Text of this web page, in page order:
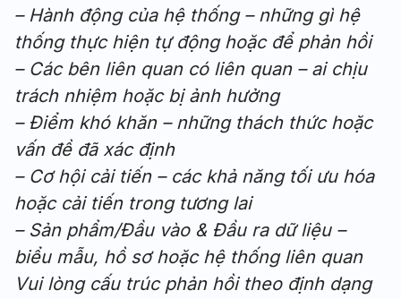
– Hành động của hệ thống – những gì hệ
thống thực hiện tự động hoặc để phản hồi
– Các bên liên quan có liên quan – ai chịu
trách nhiệm hoặc bị ảnh hưởng
– Điểm khó khăn – những thách thức hoặc
vấn đề đã xác định
– Cơ hội cải tiến – các khả năng tối ưu hóa
hoặc cải tiến trong tương lai
– Sản phẩm/Đầu vào & Đầu ra dữ liệu –
biểu mẫu, hồ sơ hoặc hệ thống liên quan
Vui lòng cấu trúc phản hồi theo định dạng